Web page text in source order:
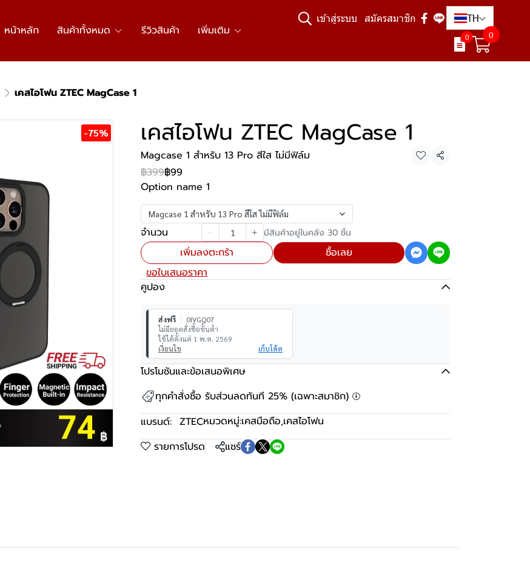
หน้าหลัก สินค้าทั้งหมด รีวิวสินค้า เพิ่มเติม
เข้าสู่ระบบ สมัครสมาชิก TH
0 0
เคสไอโฟน ZTEC MagCase 1
-75% เคสไอโฟน ZTEC MagCase 1
Magcase 1 สำหรับ 13 Pro สีใส ไม่มีฟิล์ม
แชร์
฿399฿99
Option name 1
Magcase 1 สำหรับ 13 Pro สีใส ไม่มีฟิล์ม
จำนวน มีสินค้าอยู่ในคลัง 30 ชิ้น
เพิ่มลงตะกร้า
ซื้อเลย
ขอใบเสนอราคา
คูปอง
ส่งฟรี
0IVGQ07
ไม่มียอดสั่งซื้อขั้นต่ำ
ใช้ได้ตั้งแต่ 1 พ.ค. 2569
เงื่อนไข
เก็บโค้ด
โปรโมชันและข้อเสนอพิเศษ
ทุกคำสั่งซื้อ รับส่วนลดทันที 25% (เฉพาะสมาชิก)
แบรนด์: ZTECหมวดหมู่:เคสมือถือ,เคสไอโฟน
รายการโปรด
แชร์